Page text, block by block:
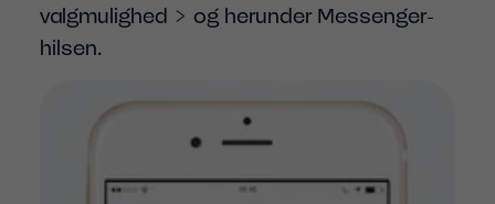
valgmulighed > og herunder Messenger-
hilsen.